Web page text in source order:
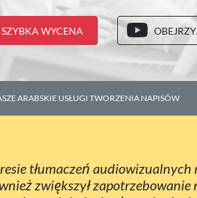
SZYBKA WYCENA
ARABSKIE USŁUGI TWORZENIA NAPISÓW
tłumaczeń
zwiększył zapotrzebowanie